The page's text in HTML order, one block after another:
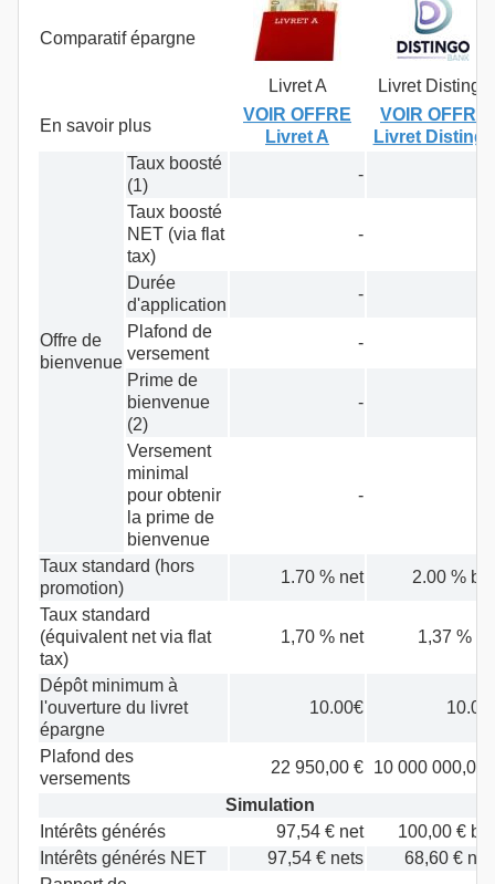
Comparatif épargne
Livret A Livret Distingo
En savoir plus
VOIR OFFRE
Livret A
VOIR OFFRE
Livret Distingo
Offre de
bienvenue
Taux boosté
(1)
-
Taux boosté
NET (via flat
tax)
-
Durée
d'application
-
Plafond de
versement
-
Prime de
bienvenue
(2)
-
Versement
minimal
pour obtenir
la prime de
bienvenue
-
Taux standard (hors
promotion)
1.70 % net
2.00 %
Taux standard
(équivalent net via flat
tax)
1,70 % net 1,37 %
Dépôt minimum à
l'ouverture du livret
épargne
10.00€
Plafond des
versements
22 950,00 € 10 000 000,00
Simulation
Intérêts générés
97,54 € net
100,00 €
Intérêts générés NET
97,54 € nets
68,60 €